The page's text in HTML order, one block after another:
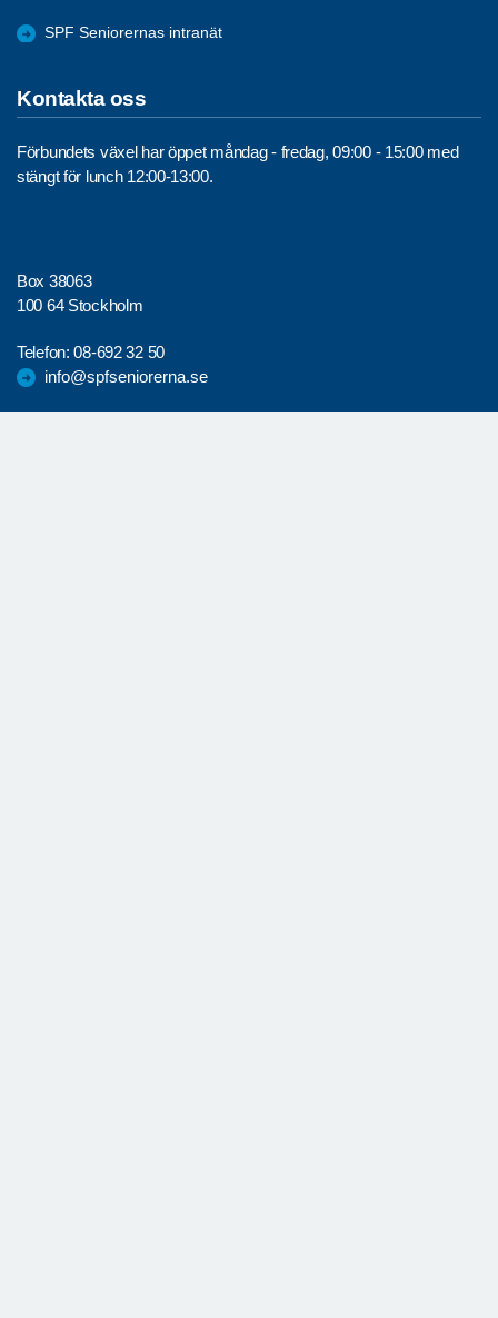
SPF Seniorernas intranät
Kontakta oss
Förbundets växel har öppet måndag - fredag, 09:00 - 15:00 med
stängt för lunch 12:00-13:00.
Box 38063
100 64 Stockholm
Telefon:08-692 32 50
info@spfseniorerna.se